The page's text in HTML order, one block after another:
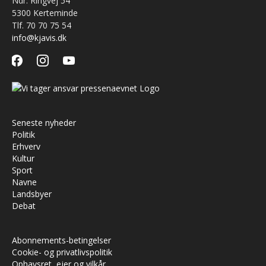
5300 Kerteminde
Tlf. 70 70 75 54
info@kjavis.dk
facebookinstagramyoutube
Seneste nyheder
Politik
Erhverv
Kultur
Sport
Navne
Landsbyer
Debat
Abonnements-betingelser
Cookie- og privatlivspolitik